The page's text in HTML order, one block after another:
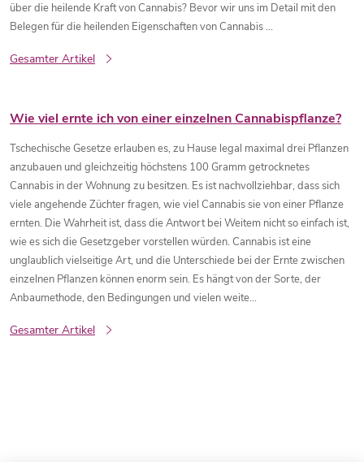
über die heilende Kraft von Cannabis? Bevor wir uns im Detail mit den
Belegen für die heilenden Eigenschaften von Cannabis ...
Gesamter Artikel
Wie viel ernte ich von einer einzelnen Cannabispflanze?
Tschechische Gesetze erlauben es, zu Hause legal maximal drei Pflanzen
anzubauen und gleichzeitig höchstens 100 Gramm getrocknetes
Cannabis in der Wohnung zu besitzen. Es ist nachvollziehbar, dass sich
viele angehende Züchter fragen, wie viel Cannabis sie von einer Pflanze
ernten. Die Wahrheit ist, dass die Antwort bei Weitem nicht so einfach ist,
wie es sich die Gesetzgeber vorstellen würden. Cannabis ist eine
unglaublich vielseitige Art, und die Unterschiede bei der Ernte zwischen
einzelnen Pflanzen können enorm sein. Es hängt von der Sorte, der
Anbaumethode, den Bedingungen und vielen weite...
Gesamter Artikel